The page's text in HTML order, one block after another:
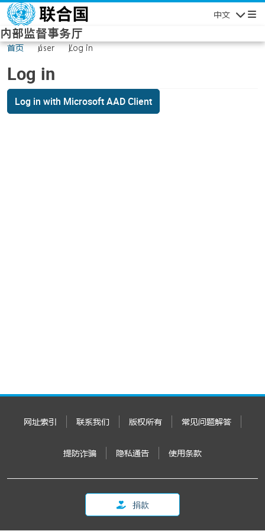
Skip to main content
中文
内部监督事务厅
首页 user Log in
Log in
Log in with Microsoft AAD Client
网址索引 联系我们 版权所有 常见问题解答
提防诈骗 隐私通告 使用条款
捐款